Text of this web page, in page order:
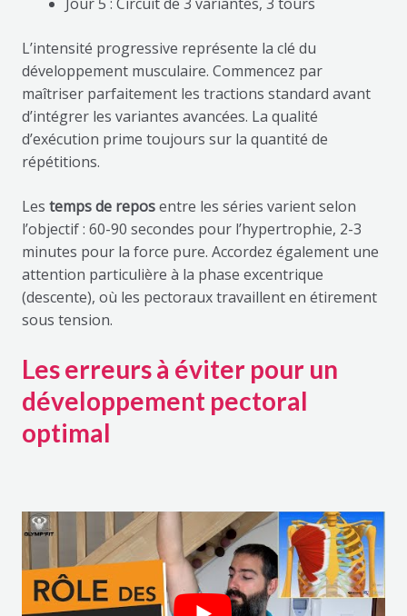
L’intensité progressive représente la clé du
développement musculaire. Commencez par
maîtriser parfaitement les tractions standard avant
d’intégrer les variantes avancées. La qualité
d’exécution prime toujours sur la quantité de
répétitions.
Les temps de reposentre les séries varient selon
l’objectif : 60-90 secondes pour l’hypertrophie, 2-3
minutes pour la force pure. Accordez également une
attention particulière à la phase excentrique
(descente), où les pectoraux travaillent en étirement
sous tension.
Les erreurs à éviter pour un
développement pectoral
optimal